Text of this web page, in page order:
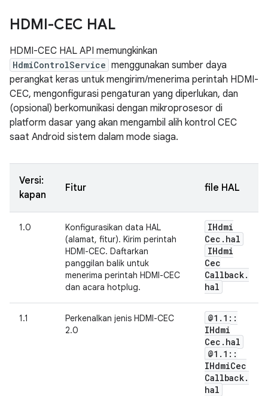
HDMI-CEC HAL
HDMI-CEC HAL API memungkinkan
HdmiControlService menggunakan sumber daya
perangkat keras untuk mengirim/menerima perintah HDMI-
CEC, mengonfigurasi pengaturan yang diperlukan, dan
(opsional) berkomunikasi dengan mikroprosesor di
platform dasar yang akan mengambil alih kontrol CEC
saat Android sistem dalam mode siaga.
Versi:
kapan
Fitur file HAL
1.0
Konfigurasikan data HAL
(alamat, fitur). Kirim perintah
HDMI-CEC. Daftarkan
panggilan balik untuk
menerima perintah HDMI-CEC
dan acara hotplug.
IHdmi
Cec . hal
IHdmi
Cec
Callback.
hal
1.1
Perkenalkan jenis HDMI-CEC
2.0
@1 . 1 ::
IHdmi
Cec . hal
@1 . 1 ::
IHdmiCec
Callback.
hal